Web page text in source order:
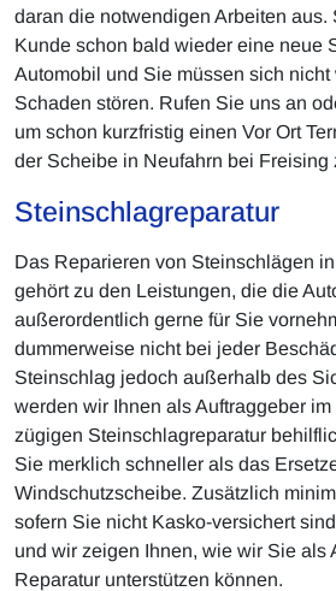
daran die notwendigen Arbeiten aus.
Kunde schon bald wieder eine neue
Automobil und Sie müssen sich nicht
Schaden stören. Rufen Sie uns an
um schon kurzfristig einen Vor Ort
der Scheibe in Neufahrn bei Freising
Steinschlagreparatur
Das Reparieren von Steinschlägen
gehört zu den Leistungen, die die
außerordentlich gerne für Sie
dummerweise nicht bei jeder
Steinschlag jedoch außerhalb des
werden wir Ihnen als Auftraggeber
zügigen Steinschlagreparatur
Sie merklich schneller als das
Windschutzscheibe. Zusätzlich
sofern Sie nicht Kasko-versichert
und wir zeigen Ihnen, wie wir Sie als
Reparatur unterstützen können.